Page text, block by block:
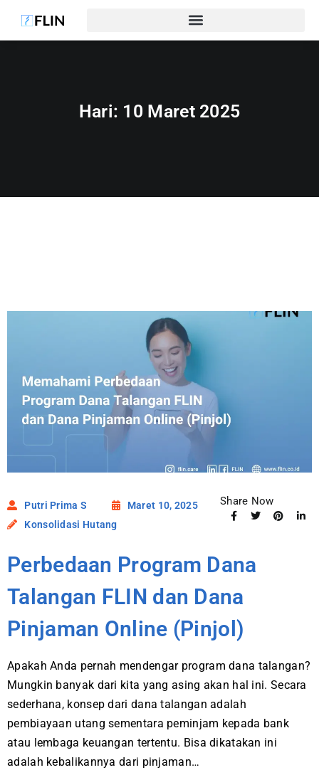
Hari: 10 Maret 2025
Putri Prima S
Maret 10, 2025
Konsolidasi Hutang
Share Now
Perbedaan Program Dana
Talangan FLIN dan Dana
Pinjaman Online (Pinjol)
Apakah Anda pernah mendengar program dana talangan?
Mungkin banyak dari kita yang asing akan hal ini. Secara
sederhana, konsep dari dana talangan adalah
pembiayaan utang sementara peminjam kepada bank
atau lembaga keuangan tertentu. Bisa dikatakan ini
adalah kebalikannya dari pinjaman…